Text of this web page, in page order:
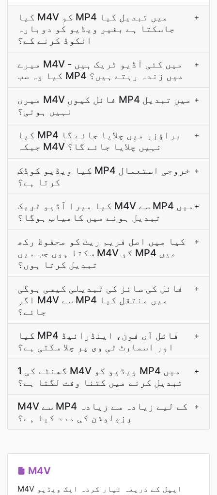
کیا M4V کو MP4 میں تبدیل کیا
جاسکتا ہے بغیر ویڈیو کو دوبارہ
انکوڈ کرنے کے؟
+
میرے M4V میں کئی آڈیو ٹریک ہیں -
کیا وہ سب MP4 میں زندہ رہتے ہیں؟
+
میری M4V فائل کیوں MP4 میں تبدیل
نہیں ہوتی؟
+
کیا MP4 براؤزر میں چلایا جائے گا
جبکہ M4V نہیں چلایا جائے گا؟
+
کیا ویڈیو کوڈک MP4 خروجی استعمال
کرتا ہے؟
+
کیا میرا آڈیو ٹریک M4V سے MP4 میں
تبدیل ہونے میں کامیاب ہوگا؟
+
کیا میں اصل فریم ریت کو محفوظ رکھ
سکتا ہوں جب میں M4V کو MP4 میں
تبدیل کرتا ہوں؟
+
فائل کی سائز کی تبدیلی کیسی ہوگی
اگر M4V سے MP4 میں منتقل کیا
جائے؟
+
کیا MP4 فائل آی فون، اینڈرائیڈ
اور اسمارٹ ٹی وی پر چلا سکتی ہے؟
+
1 گھنٹے کی M4V ویڈیو کو MP4 میں
تبدیل کرنے میں کتنا وقت لگتا ہے؟
+
M4V سے MP4 کے لیے زیادہ سے زیادہ
رزولوشن کی مدد کیا ہے؟
+
M4V
M4V ایپل کے ذریعہ تیار کردہ ایک ویڈیو